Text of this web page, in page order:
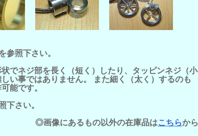
参照下さい。
でネジ部を長く（短く）したり、タッピンネジ（小
い事ではありません。 また細く（太く）するのも
能です。
下さい。
◎画像にあるもの以外の在庫品はこちらから